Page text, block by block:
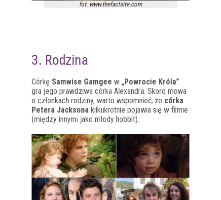
fot. www.thefactsite.com
3. Rodzina
Córkę Samwise Gamgee w „Powrocie Króla”
gra jego prawdziwa córka Alexandra. Skoro mowa
o członkach rodziny, warto wspomnieć, że córka
Petera Jacksona kilkukrotnie pojawia się w filmie
(między innymi jako młody hobbit).